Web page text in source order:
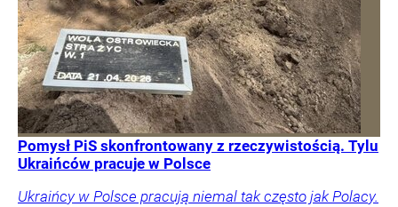
Pomysł PiS skonfrontowany z rzeczywistością. Tylu
Ukraińców pracuje w Polsce
Ukraińcy w Polsce pracują niemal tak często jak Polacy.